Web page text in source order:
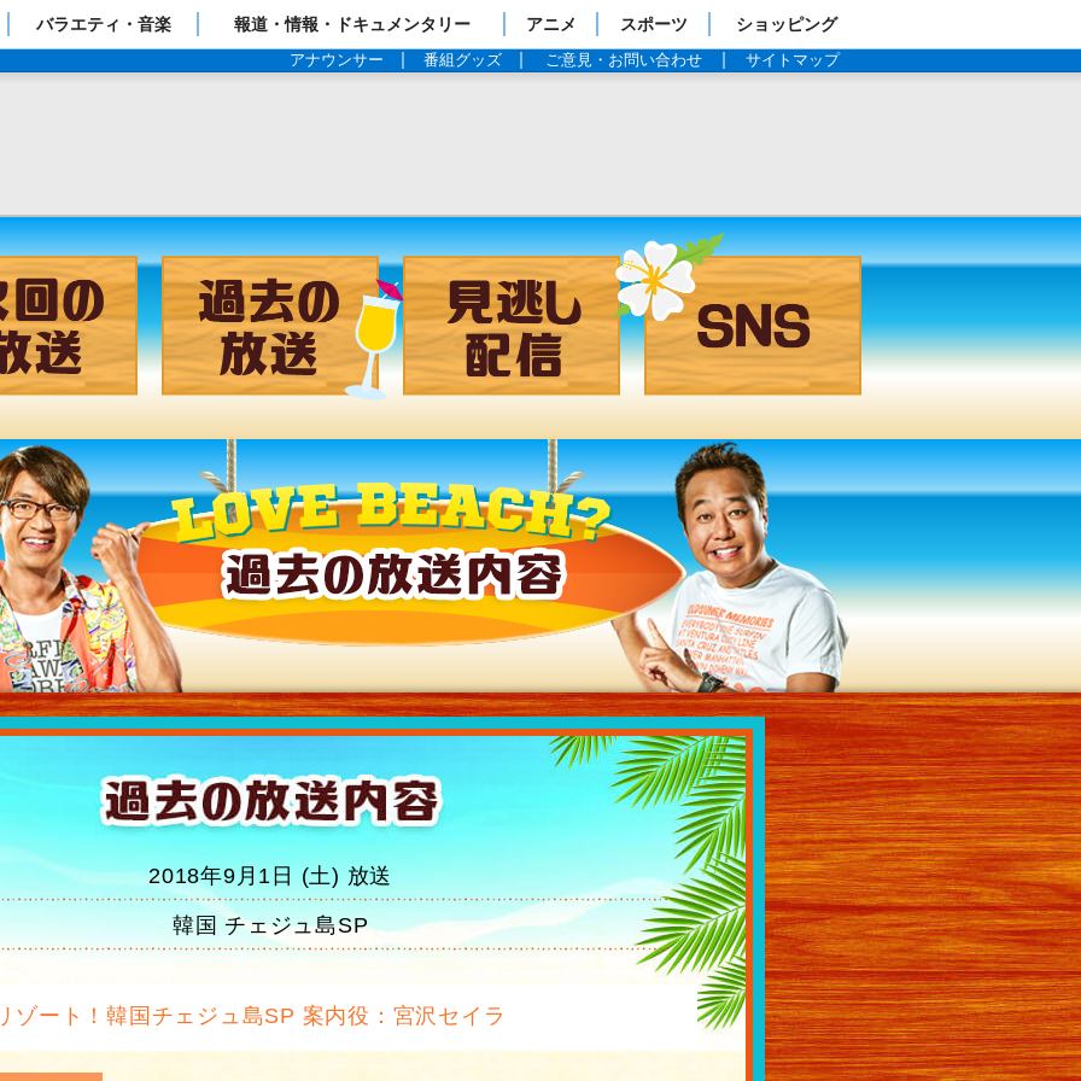
プページ
バラエティ・音楽 報道・情報・ドキュメンタリー アニメ スポーツ ショッピング
アナウンサー 番組グッズ ご意見・お問い合わせ サイトマップ
ャンネル 次回の放送 過去の放送 見逃し配信 SNS
過去の放送
過去の放送内容
2018年9月1日 (土) 放送
韓国 チェジュ島SP
ゾート！韓国チェジュ島SP 案内役：宮沢セイラ